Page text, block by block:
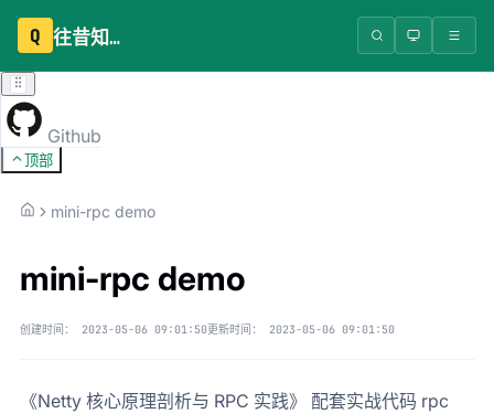
Q 往昔知识库
Github
顶部
mini-rpc demo
mini-rpc demo
创建时间： 2023-05-06 09:01:50更新时间： 2023-05-06 09:01:50
《Netty 核心原理剖析与 RPC 实践》 配套实战代码 rpc